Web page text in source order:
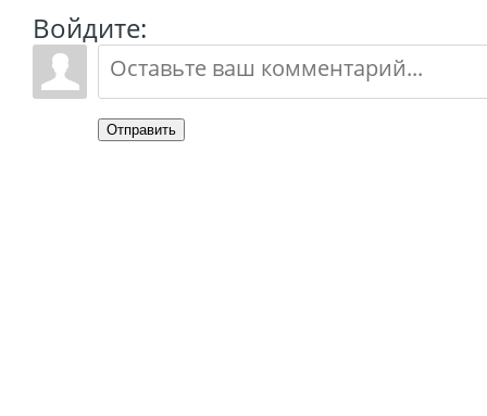
Войдите:
Отправить